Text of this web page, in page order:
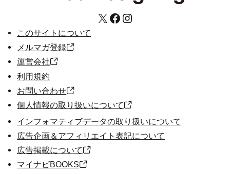
X Facebook Instagram
このサイトについて
メルマガ登録
運営会社
利用規約
お問い合わせ
個人情報の取り扱いについて
インフォマティブデータの取り扱いについて
広告企画＆アフィリエイト表記について
広告掲載について
マイナビBOOKS